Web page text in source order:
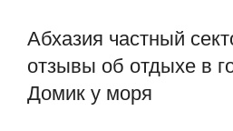
Абхазия частный
отзывы об отдыхе в
Домик у моря